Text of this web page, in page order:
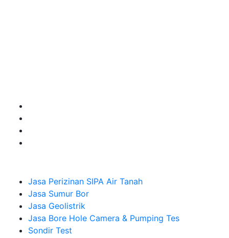
Jasa Perizinan SIPA Air Tanah
Jasa Sumur Bor
Jasa Geolistrik
Jasa Bore Hole Camera & Pumping Tes
Sondir Test